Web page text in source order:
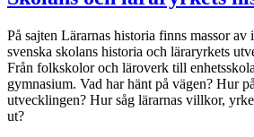
På sajten Lärarnas historia finns massor
svenska skolans historia och läraryrkets
Från folkskolor och läroverk till
gymnasium. Vad har hänt på vägen? Hur
utvecklingen? Hur såg lärarnas villkor,
ut?